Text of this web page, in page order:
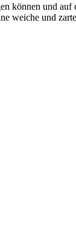
können und auf
weiche und